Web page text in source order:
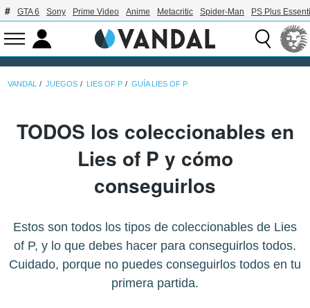
GTA 6 Sony Prime Video Anime Metacritic Spider-Man PS Plus
VANDAL JUEGOS LIES OF P GUÍA LIES OF P
TODOS los coleccionables en
Lies of P y cómo
conseguirlos
Estos son todos los tipos de coleccionables de Lies
of P, y lo que debes hacer para conseguirlos todos.
Cuidado, porque no puedes conseguirlos todos en tu
primera partida.